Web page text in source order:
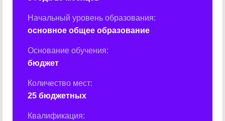
Начальный уровень образования:
основное общее образование
Основание обучения:
бюджет
Количество мест:
25 бюджетных
Квалификация: